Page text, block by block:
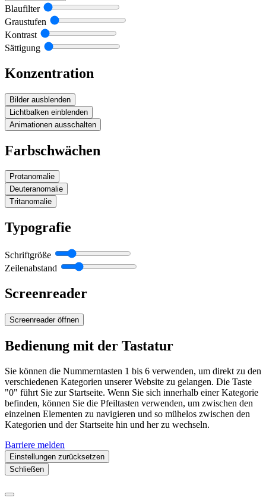
Blaufilter
Graustufen
Kontrast
Sättigung
Konzentration
Bilder ausblenden
Lichtbalken einblenden
Animationen ausschalten
Farbschwächen
Protanomalie
Deuteranomalie
Tritanomalie
Typografie
Schriftgröße
Zeilenabstand
Screenreader
Screenreader öffnen
Bedienung mit der Tastatur
Sie können die Nummerntasten 1 bis 6 verwenden, um direkt zu den
verschiedenen Kategorien unserer Website zu gelangen. Die Taste
"0" führt Sie zur Startseite. Wenn Sie sich innerhalb einer Kategorie
befinden, können Sie die Pfeiltasten verwenden, um zwischen den
einzelnen Elementen zu navigieren und so mühelos zwischen den
Kategorien und der Startseite hin und her zu wechseln.
Barriere melden
Einstellungen zurücksetzen
Schließen